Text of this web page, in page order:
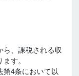
ら、課税される収
す。
第4条において以